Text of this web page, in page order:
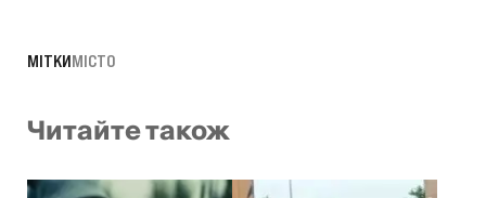
МІТКИМІСТО
Читайте також